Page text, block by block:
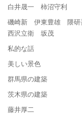
白井晟一 柿沼守利
磯崎新 伊東豊雄 隈
西沢立衛 坂茂
私的な話
美しい景色
群馬県の建築
茨木県の建築
藤井厚二